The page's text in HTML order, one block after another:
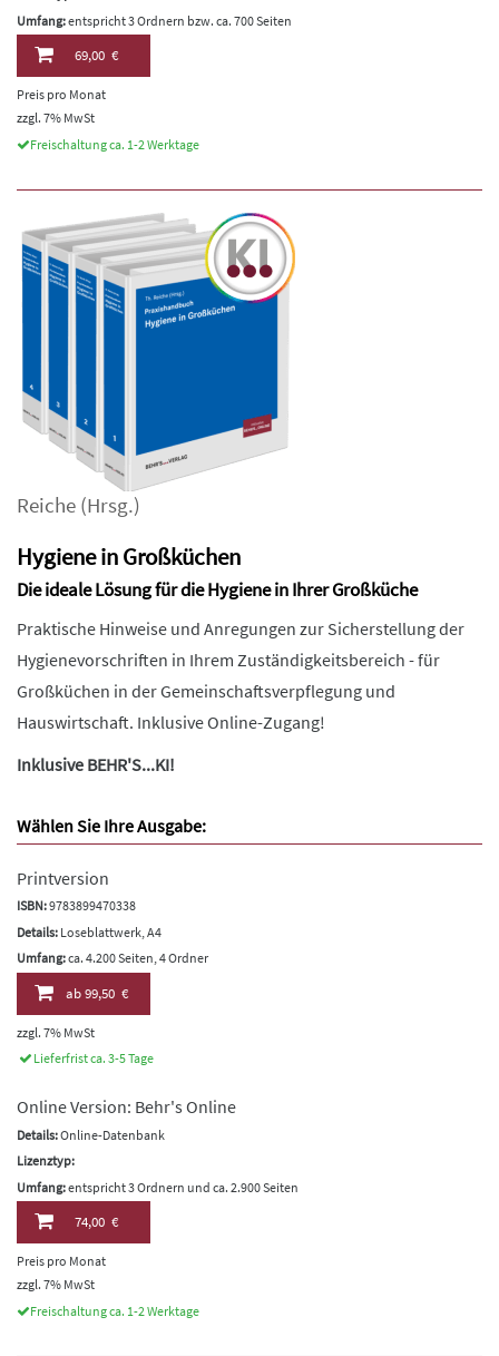
Umfang:entspricht 3 Ordnern bzw. ca. 700 Seiten
69,00 €
Preis pro Monat
zzgl. 7% MwSt
Freischaltung ca. 1-2 Werktage
Reiche (Hrsg.)
Hygiene in Großküchen
Die ideale Lösung für die Hygiene in Ihrer Großküche
Praktische Hinweise und Anregungen zur Sicherstellung der
Hygienevorschriften in Ihrem Zuständigkeitsbereich - für
Großküchen in der Gemeinschaftsverpflegung und
Hauswirtschaft. Inklusive Online-Zugang!
Inklusive BEHR'S...KI!
Wählen Sie Ihre Ausgabe:
Printversion
ISBN:9783899470338
Details: Loseblattwerk, A4
Umfang:ca. 4.200 Seiten, 4 Ordner
ab99,50 €
zzgl. 7% MwSt
Lieferfrist ca. 3-5 Tage
Online Version: Behr's Online
Details:Online-Datenbank
Lizenztyp:
Umfang:entspricht 3 Ordnern und ca. 2.900 Seiten
74,00 €
Preis pro Monat
zzgl. 7% MwSt
Freischaltung ca. 1-2 Werktage